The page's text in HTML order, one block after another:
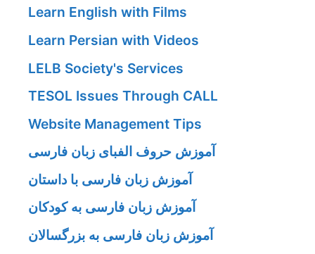
Learn English with Films
Learn Persian with Videos
LELB Society's Services
TESOL Issues Through CALL
Website Management Tips
آموزش حروف الفبای زبان فارسی
آموزش زبان فارسی با داستان
آموزش زبان فارسی به کودکان
آموزش زبان فارسی به بزرگسالان